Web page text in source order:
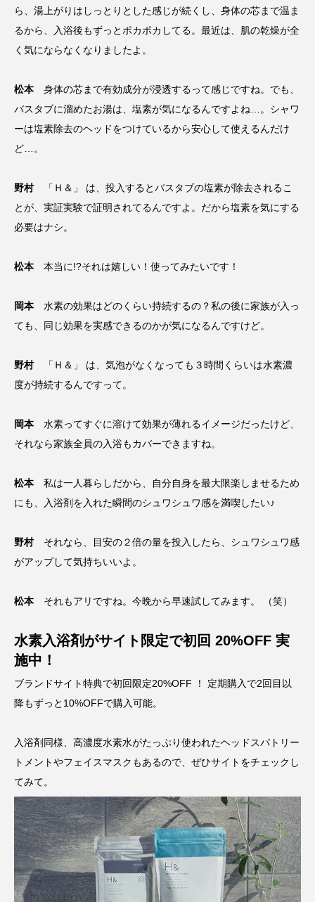
ら、湯上がりはしっとりとした感じが続くし、身体の芯まで温ま
るから、入浴後もずっとポカポカしてる。最近は、肌の乾燥が全
く気にならなくなりましたよ。
松本 身体の芯まで有効成分が浸透するって感じですね。でも、
バスタブに溜めたお湯は、塩素が気になるんですよね…。シャワ
ーは塩素除去のヘッドをつけているから安心して使えるんだけ
ど…。
野村
「Ｈ＆」 は、投入するとバスタブの塩素が除去されるこ
とが、実証実験で証明されてるんですよ。だから塩素を気にする
必要はナシ。
松本 本当に!?それは嬉しい！使ってみたいです！
岡本 水素の効果はどのくらい持続するの？私の後に家族が入っ
ても、同じ効果を実感できるのかが気になるんですけど。
野村
「Ｈ＆」 は、気泡がなくなっても３時間くらいは水素濃
度が持続するんですって。
岡本水素ってすぐに溶けて効果が薄れるイメージだったけど、
それなら家族全員の入浴もカバーできますね。
松本 私は一人暮らしだから、自分自身を最大限楽しませるため
にも、入浴剤を入れた瞬間のシュワシュワ感を満喫したい♪
野村 それなら、目安の２倍の量を投入したら、シュワシュワ感
がアップして気持ちいいよ。
松本それもアリですね。今晩から早速試してみます。 （笑）
水素入浴剤がサイト限定で初回 20%OFF 実
施中！
ブランドサイト特典で初回限定20%OFF ！ 定期購入で2回目以
降もずっと10%OFFで購入可能。
入浴剤同様、高濃度水素水がたっぷり使われたヘッドスパトリー
トメントやフェイスマスクもあるので、ぜひサイトをチェックし
てみて。